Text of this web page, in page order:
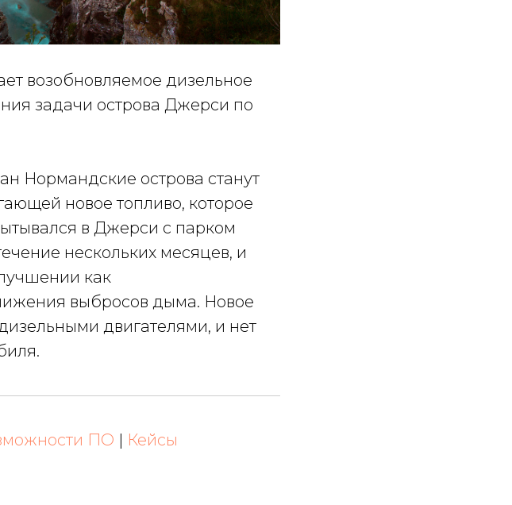
возобновляемое дизельное
задачи острова Джерси по
Нормандские острова станут
новое топливо, которое
в Джерси с парком
нескольких месяцев, и
как
выбросов дыма. Новое
двигателями, и нет
ПО | Кейсы